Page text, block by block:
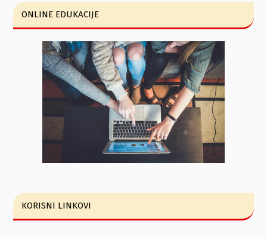
ONLINE EDUKACIJE
KORISNI LINKOVI